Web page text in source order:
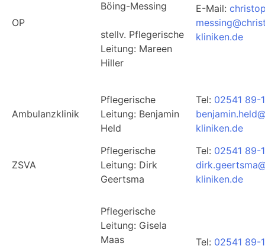
OP
Böing-Messing
stellv. Pflegerische
Leitung: Mareen
Hiller
E-Mail:
kliniken.de
Ambulanzklinik
Pflegerische
Leitung: Benjamin
Held
Tel: 02541 89-
kliniken.de
ZSVA
Pflegerische
Leitung: Dirk
Geertsma
Tel: 02541 89-
kliniken.de
Pflegerische
Leitung: Gisela
Maas
Tel: 02541 89-